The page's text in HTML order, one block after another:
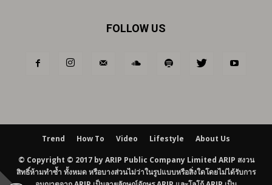
FOLLOW US
Trend How To Video Lifestyle About Us
© Copyright © 2017 by ARIP Public Company Limited ARIP สงวน
สิทธิ์ห้ามทำซ้ำ ทั้งหมด หรือบางส่วนไม่ว่าในรูปแบบหรือสิ่งใดโดยไม่ได้รับการ